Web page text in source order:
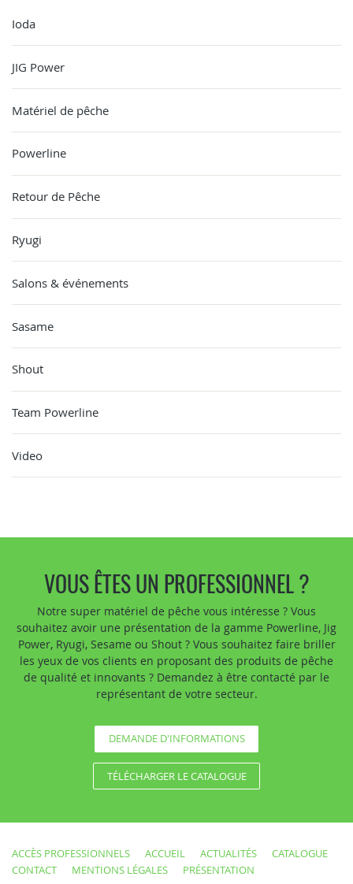
Ioda
JIG Power
Matériel de pêche
Powerline
Retour de Pêche
Ryugi
Salons & événements
Sasame
Shout
Team Powerline
Video
VOUS ÊTES UN PROFESSIONNEL ?
Notre super matériel de pêche vous intéresse ? Vous
souhaitez avoir une présentation de la gamme Powerline, Jig
Power, Ryugi, Sesame ou Shout ? Vous souhaitez faire briller
les yeux de vos clients en proposant des produits de pêche
de qualité et innovants ? Demandez à être contacté par le
représentant de votre secteur.
DEMANDE D'INFORMATIONS
TÉLÉCHARGER LE CATALOGUE
ACCÈS PROFESSIONNELS ACCUEIL ACTUALITÉS
CATALOGUE
CONTACT
MENTIONS LÉGALES PRÉSENTATION